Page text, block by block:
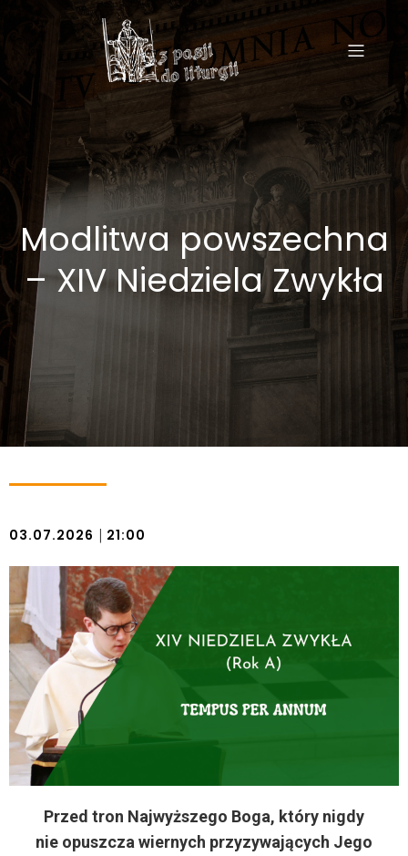
Modlitwa powszechna
– XIV Niedziela Zwykła
03.07.2026 | 21:00
Przed tron Najwyższego Boga, który nigdy
nie opuszcza wiernych przyzywających Jego